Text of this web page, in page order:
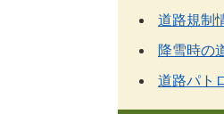
道路規制
降雪時の
道路パト